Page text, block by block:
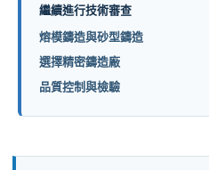
繼續進行技術審查
熔模鑄造與砂型鑄造
選擇精密鑄造廠
品質控制與檢驗